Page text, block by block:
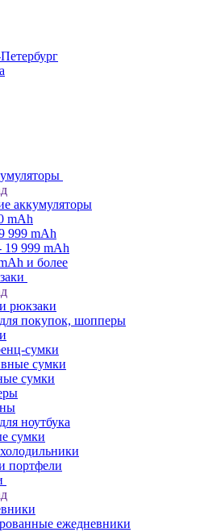
аккумуляторы
mAh
999 mAh
19 999 mAh
и более
рюкзаки
покупок, шопперы
сумки
сумки
сумки
ноутбука
сумки
портфели
ежедневники